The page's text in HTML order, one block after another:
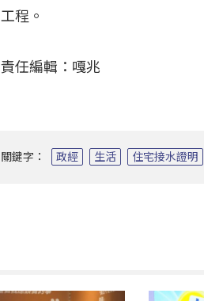
工程。
責任編輯：嘎兆
關鍵字： 政經 生活 住宅接水證明